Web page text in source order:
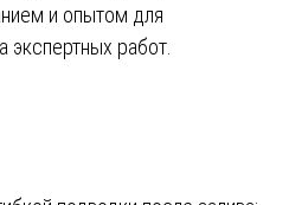
и опытом для
экспертных работ.